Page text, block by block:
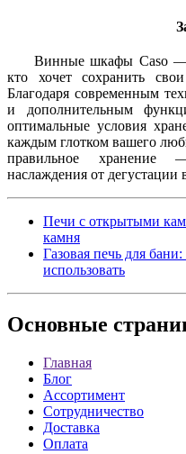
Винные шкафы Caso —
кто хочет сохранить
Благодаря современным
и дополнительным
оптимальные условия
каждым глотком вашего
правильное хранение
наслаждения от дегустации
Печи с открытыми
камня
Газовая печь для
использовать
Основные
Главная
Блог
Ассортимент
Сотрудничество
Доставка
Оплата